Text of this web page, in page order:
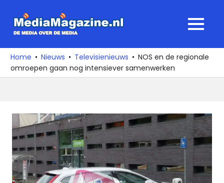
naar
media
over
de
MENU
Home Nieuws Televisienieuws
NOS en de regionale
omroepen gaan nog intensiever samenwerken